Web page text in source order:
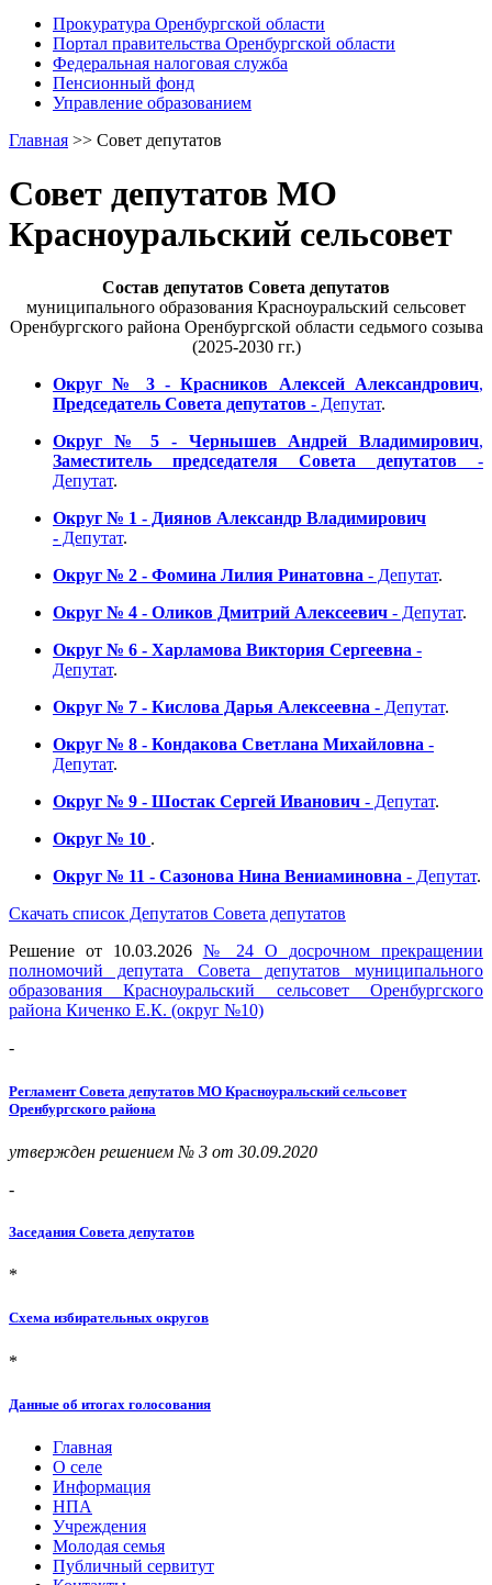
Прокуратура Оренбургской области
Портал правительства Оренбургской области
Федеральная налоговая служба
Пенсионный фонд
Управление образованием
Главная >> Совет депутатов
Совет депутатов МО
Красноуральский сельсовет
Состав депутатов Совета депутатов
муниципального образования Красноуральский сельсовет
Оренбургского района Оренбургской области седьмого созыва
(2025-2030 гг.)
Округ № 3 - Красников Алексей Александрович,
Председатель Совета депутатов - Депутат.
Округ № 5 - Чернышев Андрей Владимирович,
Заместитель председателя Совета депутатов -
Депутат.
Округ № 1 - Диянов Александр Владимирович
- Депутат.
Округ № 2 - Фомина Лилия Ринатовна - Депутат.
Округ № 4 - Оликов Дмитрий Алексеевич - Депутат.
Округ № 6 - Харламова Виктория Сергеевна -
Депутат.
Округ № 7 - Кислова Дарья Алексеевна - Депутат.
Округ № 8 - Кондакова Светлана Михайловна -
Депутат.
Округ № 9 - Шостак Сергей Иванович - Депутат.
Округ № 10 .
Округ № 11 - Сазонова Нина Вениаминовна - Депутат.
Скачать список Депутатов Совета депутатов
Решение от 10.03.2026 № 24 О досрочном прекращении
полномочий депутата Совета депутатов муниципального
образования Красноуральский сельсовет Оренбургского
района Киченко Е.К. (округ №10)
-
Регламент Совета депутатов МО Красноуральский сельсовет
Оренбургского района
утвержден решением № 3 от 30.09.2020
-
Заседания Совета депутатов
*
Схема избирательных округов
*
Данные об итогах голосования
Главная
О селе
Информация
НПА
Учреждения
Молодая семья
Публичный сервитут